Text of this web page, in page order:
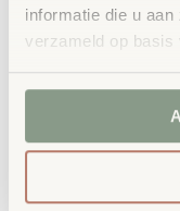
informatie die u
verzameld op basis
SKU